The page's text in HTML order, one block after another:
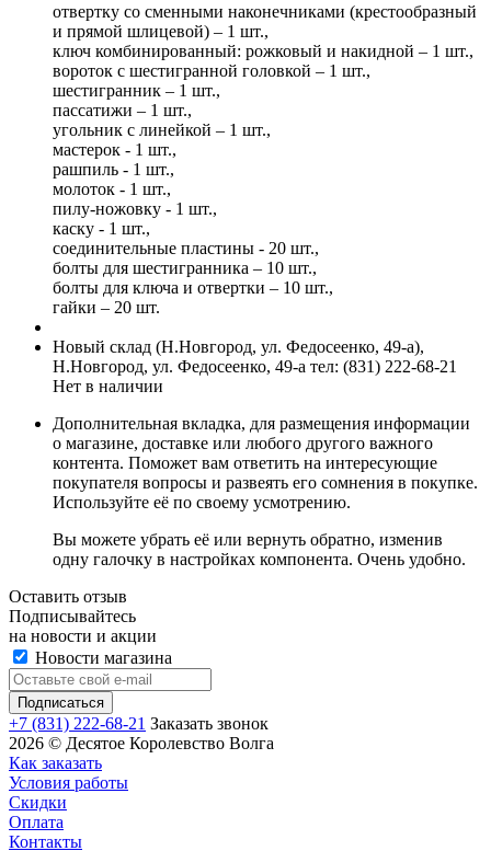
отвертку со сменными наконечниками (крестообразный
и прямой шлицевой) – 1 шт.,
ключ комбинированный: рожковый и накидной – 1 шт.,
вороток с шестигранной головкой – 1 шт.,
шестигранник – 1 шт.,
пассатижи – 1 шт.,
угольник с линейкой – 1 шт.,
мастерок - 1 шт.,
рашпиль - 1 шт.,
молоток - 1 шт.,
пилу-ножовку - 1 шт.,
каску - 1 шт.,
соединительные пластины - 20 шт.,
болты для шестигранника – 10 шт.,
болты для ключа и отвертки – 10 шт.,
гайки – 20 шт.
Новый склад (Н.Новгород, ул. Федосеенко, 49-а),
Н.Новгород, ул. Федосеенко, 49-а тел: (831) 222-68-21
Нет в наличии
Дополнительная вкладка, для размещения информации
о магазине, доставке или любого другого важного
контента. Поможет вам ответить на интересующие
покупателя вопросы и развеять его сомнения в покупке.
Используйте её по своему усмотрению.
Вы можете убрать её или вернуть обратно, изменив
одну галочку в настройках компонента. Очень удобно.
Оставить отзыв
Подписывайтесь
на новости и акции
Новости магазина
+7 (831) 222-68-21 Заказать звонок
2026 © Десятое Королевство Волга
Как заказать
Условия работы
Скидки
Оплата
Контакты